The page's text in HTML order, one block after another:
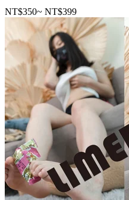
NT$350~ NT$399